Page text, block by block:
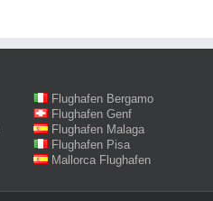
Flughafen Bergamo
Flughafen Genf
Flughafen Malaga
Flughafen Pisa
Mallorca Flughafen